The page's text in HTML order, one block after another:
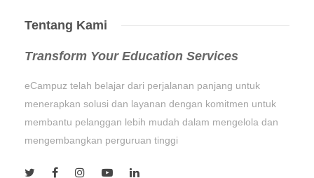
Tentang Kami
Transform Your Education Services
eCampuz telah belajar dari perjalanan panjang untuk
menerapkan solusi dan layanan dengan komitmen untuk
membantu pelanggan lebih mudah dalam mengelola dan
mengembangkan perguruan tinggi